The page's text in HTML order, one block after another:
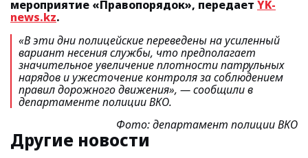
мероприятие «Правопорядок», передает YK-
news.kz.
«В эти дни полицейские переведены на усиленный
вариант несения службы, что предполагает
значительное увеличение плотности патрульных
нарядов и ужесточение контроля за соблюдением
правил дорожного движения», —сообщили в
департаменте полиции ВКО.
Фото: департамент полиции ВКО
Другие новости